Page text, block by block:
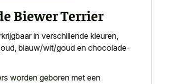
Biewer Terrier
in verschillende kleuren,
blauw/wit/goud en chocolade-
worden geboren met een